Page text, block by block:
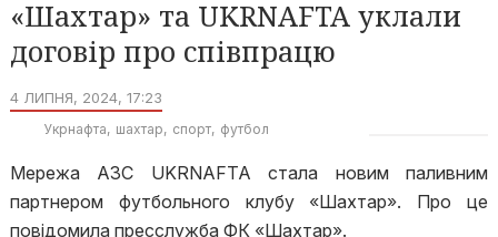
«Шахтар» та UKRNAFTA уклали
договір про співпрацю
4 ЛИПНЯ, 2024, 17:23
Укрнафта шахтар спорт футбол
Мережа АЗС UKRNAFTA стала новим паливним
партнером футбольного клубу «Шахтар». Про це
повідомила пресслужба ФК «Шахтар».